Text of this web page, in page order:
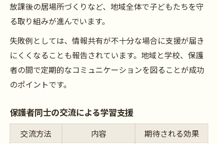
放課後の居場所づくりなど、地域全体で子どもたちを守
る取り組みが進んでいます。
失敗例としては、情報共有が不十分な場合に支援が届き
にくくなることも報告されています。地域と学校、保護
者の間で定期的なコミュニケーションを図ることが成功
のポイントです。
保護者同士の交流による学習支援
交流方法 内容
期待される効果